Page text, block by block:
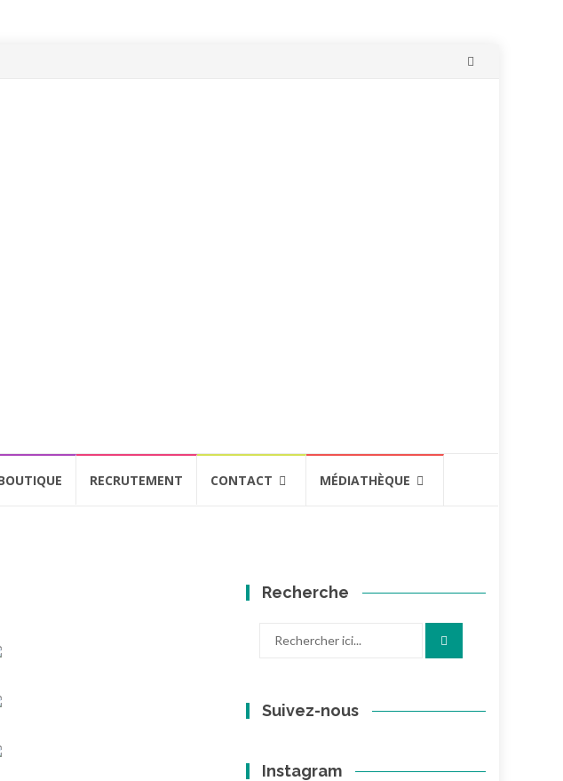
RECRUTEMENT CONTACT MÉDIATHÈQUE
Recherche
Suivez-nous
Instagram